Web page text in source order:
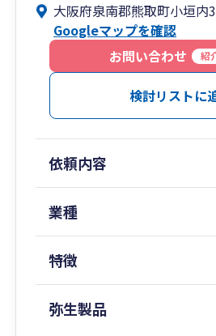
大阪府泉南郡熊取町小垣内
Googleマップを確認
お問い合わせ
紹
検討リストに
依頼内容
業種
特徴
弥生製品